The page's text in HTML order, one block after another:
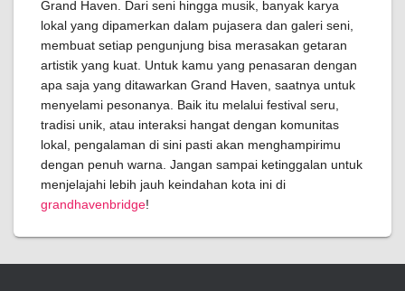
Grand Haven. Dari seni hingga musik, banyak karya
lokal yang dipamerkan dalam pujasera dan galeri seni,
membuat setiap pengunjung bisa merasakan getaran
artistik yang kuat. Untuk kamu yang penasaran dengan
apa saja yang ditawarkan Grand Haven, saatnya untuk
menyelami pesonanya. Baik itu melalui festival seru,
tradisi unik, atau interaksi hangat dengan komunitas
lokal, pengalaman di sini pasti akan menghampirimu
dengan penuh warna. Jangan sampai ketinggalan untuk
menjelajahi lebih jauh keindahan kota ini di
grandhavenbridge!